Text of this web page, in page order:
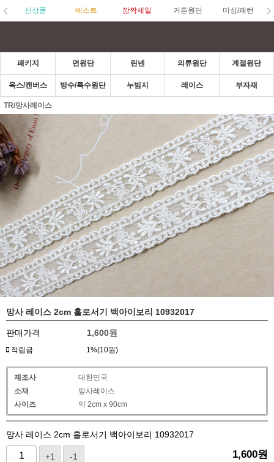
신상품 베스트 깜짝세일 커튼원단 미싱/패턴
패키지 면원단 린넨 의류원단 계절원단
옥스/캔버스 방수/특수원단 누빔지 레이스 부자재
TR/망사레이스
망사 레이스 2cm 홀로서기 백아이보리 10932017
판매가격 1,600원
적립금 1%(10원)
제조사
대한민국
소재
망사레이스
사이즈
약 2cm x 90cm
망사 레이스 2cm 홀로서기 백아이보리 10932017
+1 -1 1,600원